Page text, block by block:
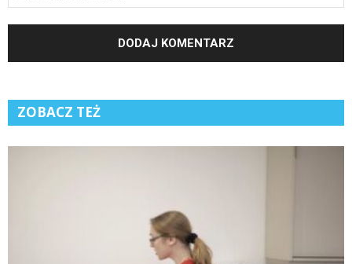
ZOBACZ TEŻ